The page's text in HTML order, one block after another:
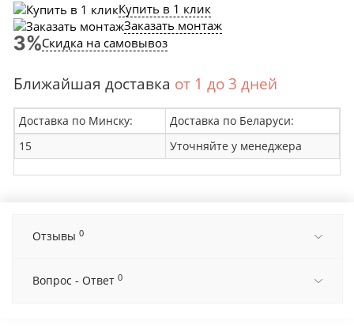
Купить в 1 клик
Заказать монтаж
Скидка на самовывоз
Ближайшая доставка от 1 до 3 дней
Доставка по Минску:
Доставка по Беларуси:
15
Уточняйте у менеджера
Отзывы 0
Вопрос - Ответ 0